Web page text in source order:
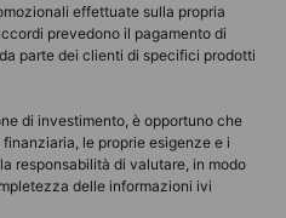
effettuate sulla propria
prevedono il pagamento di
parte dei clienti di specifici prodotti
di investimento, è opportuno che
le proprie esigenze e i
responsabilità di valutare, in modo
delle informazioni ivi